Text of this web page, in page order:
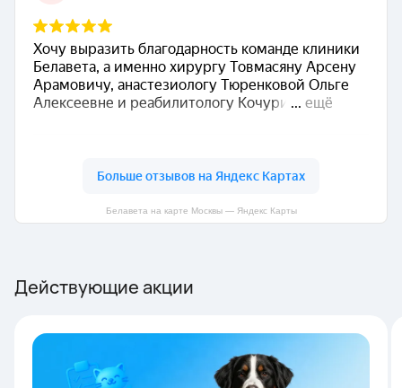
Белавета на карте Москвы — Яндекс Карты
Действующие акции